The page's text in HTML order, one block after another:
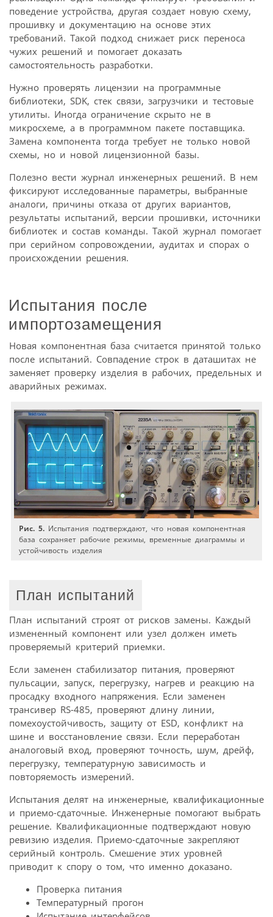
поведение устройства, другая создает новую схему,
прошивку и документацию на основе этих
требований. Такой подход снижает риск переноса
чужих решений и помогает доказать
самостоятельность разработки.
Нужно проверять лицензии на программные
библиотеки, SDK, стек связи, загрузчики и тестовые
утилиты. Иногда ограничение скрыто не в
микросхеме, а в программном пакете поставщика.
Замена компонента тогда требует не только новой
схемы, но и новой лицензионной базы.
Полезно вести журнал инженерных решений. В нем
фиксируют исследованные параметры, выбранные
аналоги, причины отказа от других вариантов,
результаты испытаний, версии прошивки, источники
библиотек и состав команды. Такой журнал помогает
при серийном сопровождении, аудитах и спорах о
происхождении решения.
Испытания после
импортозамещения
Новая компонентная база считается принятой только
после испытаний. Совпадение строк в даташитах не
заменяет проверку изделия в рабочих, предельных и
аварийных режимах.
Рис. 5. Испытания подтверждают, что новая компонентная
база сохраняет рабочие режимы, временные диаграммы и
устойчивость изделия
План испытаний
План испытаний строят от рисков замены. Каждый
измененный компонент или узел должен иметь
проверяемый критерий приемки.
Если заменен стабилизатор питания, проверяют
пульсации, запуск, перегрузку, нагрев и реакцию на
просадку входного напряжения. Если заменен
трансивер RS-485, проверяют длину линии,
помехоустойчивость, защиту от ESD, конфликт на
шине и восстановление связи. Если переработан
аналоговый вход, проверяют точность, шум, дрейф,
перегрузку, температурную зависимость и
повторяемость измерений.
Испытания делят на инженерные, квалификационные
и приемо-сдаточные. Инженерные помогают выбрать
решение. Квалификационные подтверждают новую
ревизию изделия. Приемо-сдаточные закрепляют
серийный контроль. Смешение этих уровней
приводит к спору о том, что именно доказано.
Проверка питания
Температурный прогон